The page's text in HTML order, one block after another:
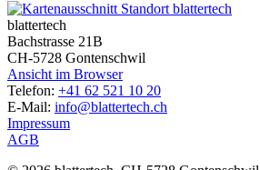
blattertech
Bachstrasse 21B
CH-5728 Gontenschwil
Ansicht im Browser
Telefon: +41 62 521 10 20
E-Mail: info@blattertech.ch
Impressum
AGB